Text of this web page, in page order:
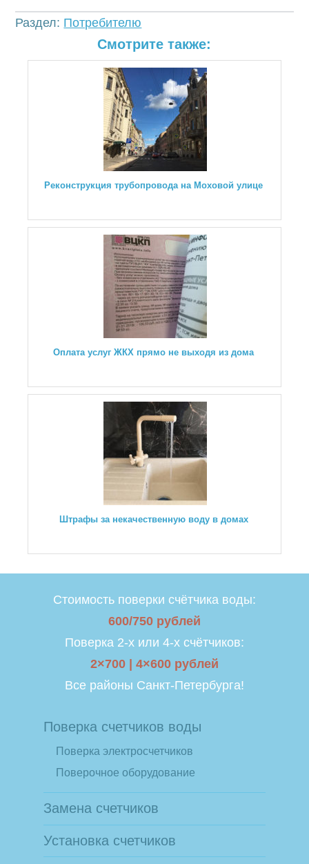
Раздел: Потребителю
Смотрите также:
Реконструкция трубопровода на Моховой улице
Оплата услуг ЖКХ прямо не выходя из дома
Штрафы за некачественную воду в домах
Стоимость поверки счётчика воды:
600/750 рублей
Поверка 2-х или 4-х счётчиков:
2×700 | 4×600 рублей
Все районы Санкт-Петербурга!
Поверка счетчиков воды
Поверка электросчетчиков
Поверочное оборудование
Замена счетчиков
Установка счетчиков